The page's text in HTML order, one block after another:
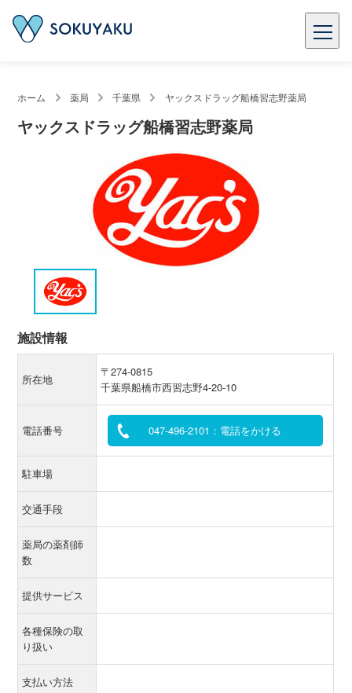
ホーム 薬局 千葉県 ヤックスドラッグ船橋習志野薬局
ヤックスドラッグ船橋習志野薬局
施設情報
所在地
〒274-0815
千葉県船橋市西習志野4-20-10
電話番号 047-496-2101：電話をかける
駐車場
交通手段
薬局の薬剤師
数
提供サービス
各種保険の取
り扱い
支払い方法